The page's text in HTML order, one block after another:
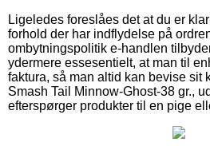
Ligeledes foreslåes det at du er
forhold der har indflydelse på
ombytningspolitik e-handlen
ydermere essesentielt, at man til
faktura, så man altid kan bevise sit
Smash Tail Minnow-Ghost-38 gr.,
efterspørger produkter til en pige